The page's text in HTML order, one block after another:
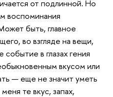
от подлинной. Но
воспоминания
быть, главное
во взгляде на вещи,
в глазах гения
вкусом или
— еще не значит уметь
те вкус, запах,